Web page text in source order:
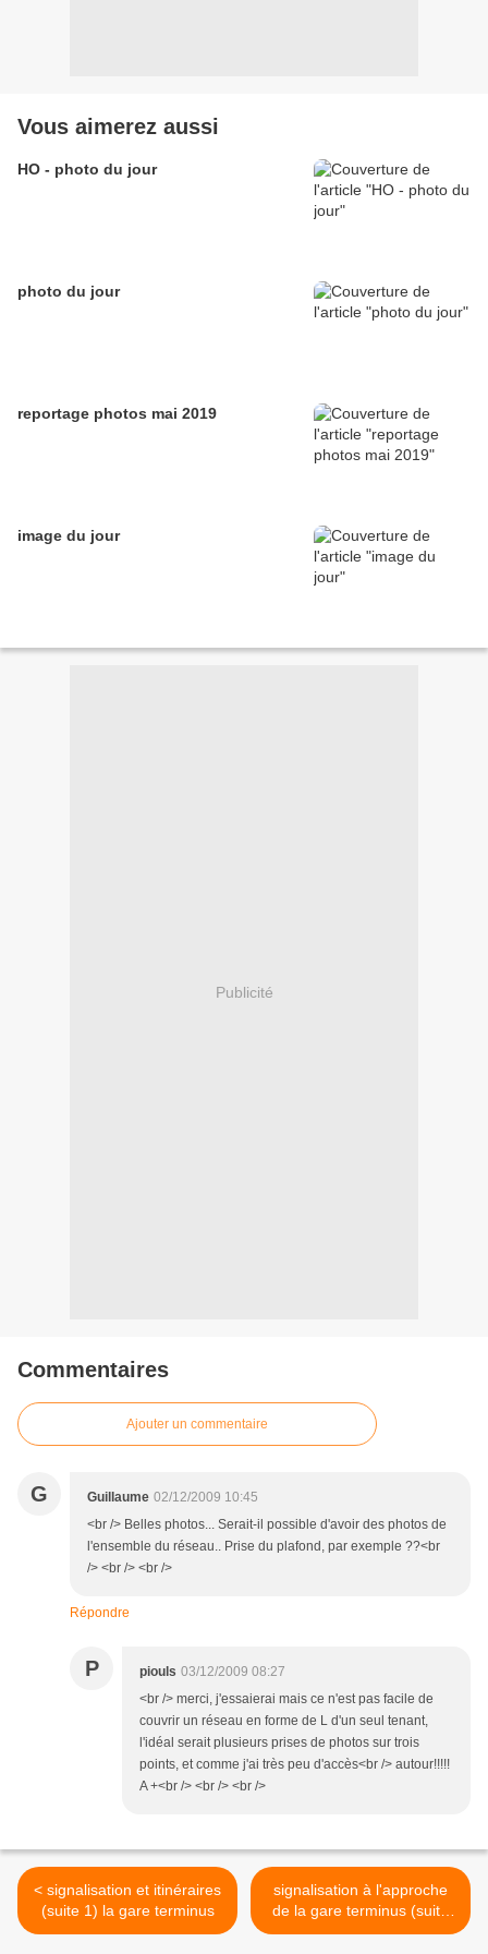
Vous aimerez aussi
HO - photo du jour
photo du jour
reportage photos mai 2019
image du jour
Publicité
Commentaires
Ajouter un commentaire
G Guillaume 02/12/2009 10:45
<br /> Belles photos... Serait-il possible d'avoir des photos de
l'ensemble du réseau.. Prise du plafond, par exemple ??<br
/> <br /> <br />
Répondre
P piouls 03/12/2009 08:27
<br /> merci, j'essaierai mais ce n'est pas facile de
couvrir un réseau en forme de L d'un seul tenant,
l'idéal serait plusieurs prises de photos sur trois
points, et comme j'ai très peu d'accès<br /> autour!!!!!
A +<br /> <br /> <br />
< signalisation et itinéraires
(suite 1) la gare terminus
signalisation à l'approche
de la gare terminus (suite
2) >